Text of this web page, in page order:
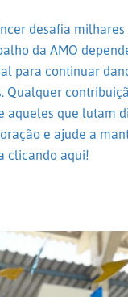
desafia
da AMO
para continuar
Qualquer
aqueles que lutam
e ajude a
clicando aqui!